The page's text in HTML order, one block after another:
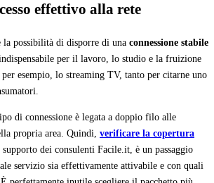
effettivo alla rete
la possibilità di disporre di una connessione stabile
per il lavoro, lo studio e la fruizione
esempio, lo streaming TV, tanto per citarne uno
di connessione è legata a doppio filo alle
propria area. Quindi, verificare la copertura
dei consulenti Facile.it, è un passaggio
servizio sia effettivamente attivabile e con quali